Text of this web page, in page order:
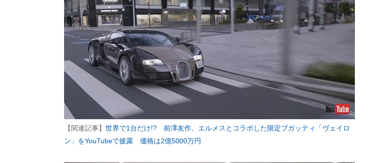
【関連記事】 世界で1台だけ!? 前澤友作、エルメスとコラボした限定ブガッティ「ヴェイロ
ン」をYouTubeで披露 価格は2億5000万円